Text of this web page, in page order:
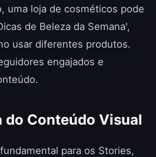
uma loja de cosméticos pode
de Beleza da Semana',
usar diferentes produtos.
engajados e
Conteúdo Visual
para os Stories,